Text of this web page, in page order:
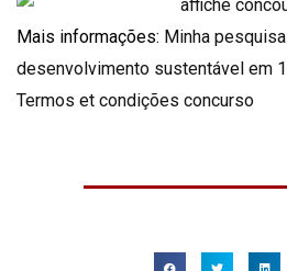
Mais informações: Minha
desenvolvimento sustentável em
Termos et condições concurso